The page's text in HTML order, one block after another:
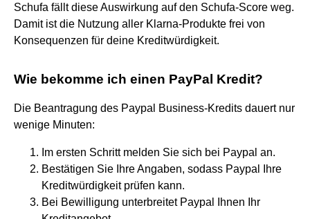
Schufa fällt diese Auswirkung auf den Schufa-Score weg.
Damit ist die Nutzung aller Klarna-Produkte frei von
Konsequenzen für deine Kreditwürdigkeit.
Wie bekomme ich einen PayPal Kredit?
Die Beantragung des Paypal Business-Kredits dauert nur
wenige Minuten:
Im ersten Schritt melden Sie sich bei Paypal an.
Bestätigen Sie Ihre Angaben, sodass Paypal Ihre
Kreditwürdigkeit prüfen kann.
Bei Bewilligung unterbreitet Paypal Ihnen Ihr